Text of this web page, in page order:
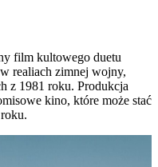
film kultowego duetu
realiach zimnej wojny,
z 1981 roku. Produkcja
kino, które może stać